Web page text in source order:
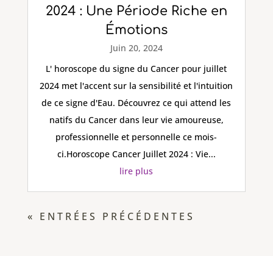
2024 : Une Période Riche en
Émotions
Juin 20, 2024
L' horoscope du signe du Cancer pour juillet
2024 met l'accent sur la sensibilité et l'intuition
de ce signe d'Eau. Découvrez ce qui attend les
natifs du Cancer dans leur vie amoureuse,
professionnelle et personnelle ce mois-
ci.Horoscope Cancer Juillet 2024 : Vie...
lire plus
« ENTRÉES PRÉCÉDENTES